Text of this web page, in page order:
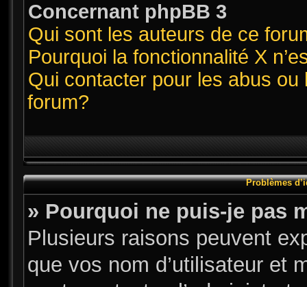
Concernant phpBB 3
Qui sont les auteurs de ce
Pourquoi la fonctionnalité X
Qui contacter pour les abus
forum?
Problèmes
» Pourquoi ne puis-je pas
Plusieurs raisons peuvent
que vos nom d’utilisateur et